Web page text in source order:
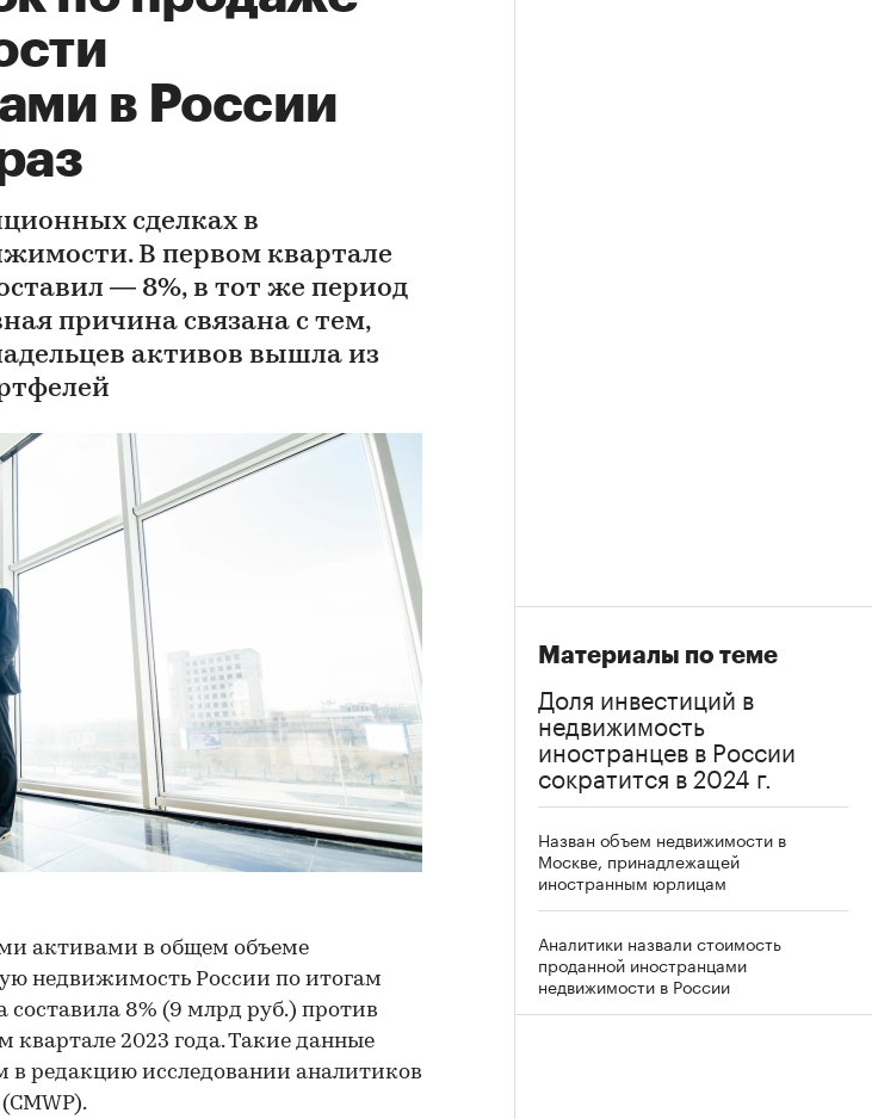
в России
сделках в
В первом квартале
— 8%, в тот же период
причина связана с тем,
активов вышла из
активами в общем объеме
недвижимость России по итогам
составила 8% (9 млрд руб.) против
квартале 2023 года. Такие данные
в редакцию исследовании аналитиков
Материалы по теме
Доля инвестиций в
недвижимость
иностранцев в России
сократится в 2024 г.
Назван объем недвижимости в
Москве, принадлежащей
иностранным юрлицам
Аналитики назвали стоимость
проданной иностранцами
недвижимости в России